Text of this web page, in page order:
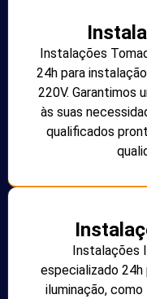
Instalações
24h para
220V. Garantimos
às suas
qualificados
Instalações
especializado
iluminação,